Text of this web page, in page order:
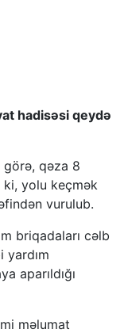
hadisəsi qeydə
görə, qəza 8
yolu keçmək
vurulub.
briqadaları cəlb
yardım
aparıldığı
məlumat